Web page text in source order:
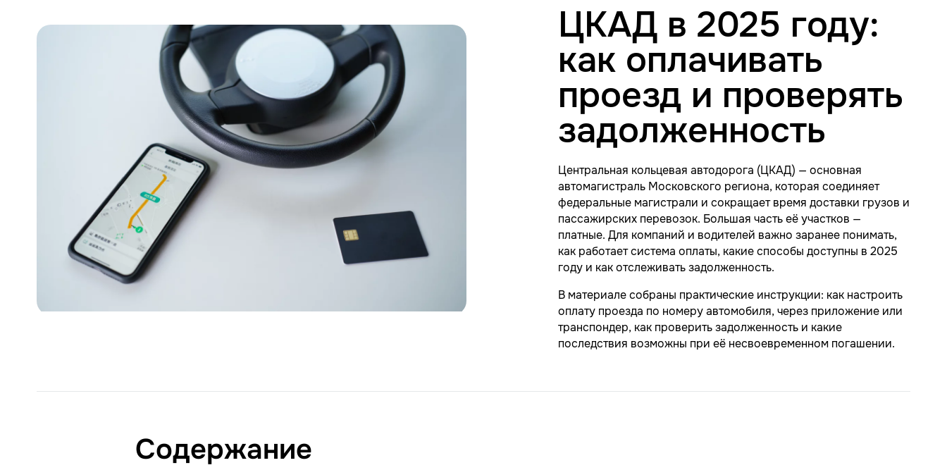
ЦКАД в 2025 году:
как оплачивать
проезд и проверять
задолженность
Центральная кольцевая автодорога (ЦКАД) — основная
автомагистраль Московского региона, которая соединяет
федеральные магистрали и сокращает время доставки грузов и
пассажирских перевозок. Большая часть её участков —
платные. Для компаний и водителей важно заранее понимать,
как работает система оплаты, какие способы доступны в 2025
году и как отслеживать задолженность.
В материале собраны практические инструкции: как настроить
оплату проезда по номеру автомобиля, через приложение или
транспондер, как проверить задолженность и какие
последствия возможны при её несвоевременном погашении.
Содержание